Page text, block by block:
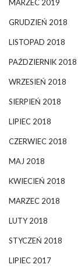
MARZEC 2019
GRUDZIEŃ 2018
LISTOPAD 2018
PAŹDZIERNIK 2018
WRZESIEŃ 2018
SIERPIEŃ 2018
LIPIEC 2018
CZERWIEC 2018
MAJ 2018
KWIECIEŃ 2018
MARZEC 2018
LUTY 2018
STYCZEŃ 2018
LIPIEC 2017